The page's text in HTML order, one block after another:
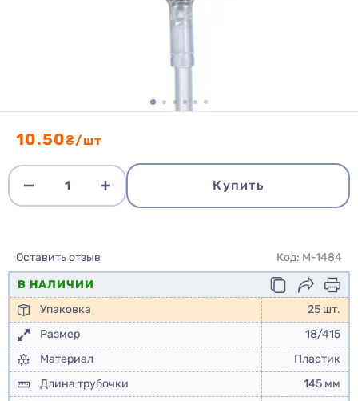
10.50₴/шт
Купить
Оставить отзыв
Код: M-1484
В НАЛИЧИИ
Упаковка
25 шт.
Размер
18/415
Материал
Пластик
Длина трубочки
145 мм